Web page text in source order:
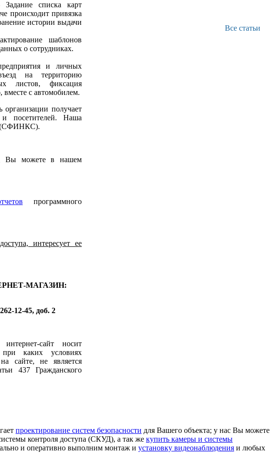
Задание списка карт
происходит привязка
истории выдачи
шаблонов
о сотрудниках.
и личных
на территорию
листов, фиксация
с автомобилем.
организации получает
посетителей. Наша
(СФИНКС).
Вы можете в нашем
программного
интересует ее
МАГАЗИН:
12-45, доб. 2
сайт носит
каких условиях
сайте, не является
437 Гражданского
Все статьи
проектирование систем безопасности для Вашего объекта; у нас Вы можете
контроля доступа (СКУД), а так же купить камеры и системы
и оперативно выполним монтаж и установку видеонаблюдения и любых